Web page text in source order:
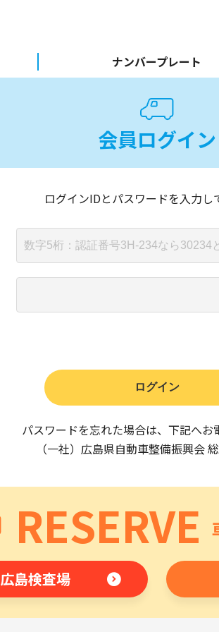
ナンバープレート
会員ログイン
ログインIDとパスワードを入力し
パスワードを忘れた場合は、下記へお
（一社）広島県自動車整備振興会
RESERVE
広島検査場